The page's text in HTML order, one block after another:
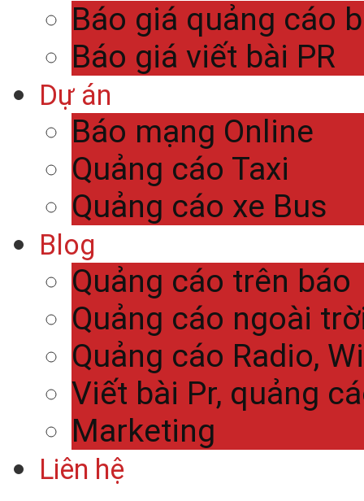
Báo giá quảng cáo
Báo giá viết bài PR
Dự án
Báo mạng Online
Quảng cáo Taxi
Quảng cáo xe Bus
Blog
Quảng cáo trên báo
Quảng cáo ngoài
Quảng cáo Radio,
Viết bài Pr, quảng
Marketing
Liên hệ